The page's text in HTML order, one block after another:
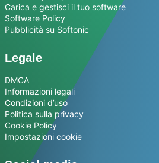
Carica e gestisci il tuo software
Software Policy
Pubblicità su Softonic
Legale
DMCA
Informazioni legali
Condizioni d’uso
Politica sulla privacy
Cookie Policy
Impostazioni cookie